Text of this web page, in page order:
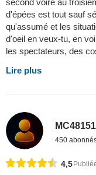
second voire au
d'épées est tout sauf
qu'assumé et les
d'oeil en veux-tu, en
les spectateurs, des
Lire plus
450
4,5